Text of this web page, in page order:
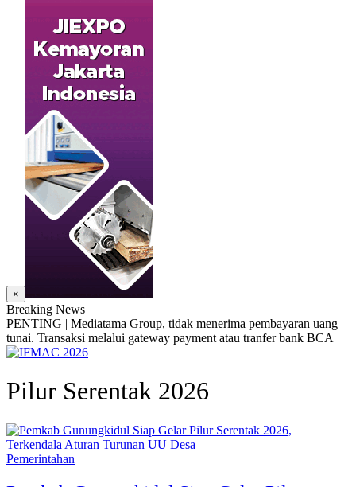
×
Breaking News
PENTING | Mediatama Group, tidak menerima pembayaran uang
tunai. Transaksi melalui gateway payment atau tranfer bank BCA
Pilur Serentak 2026
Pemerintahan